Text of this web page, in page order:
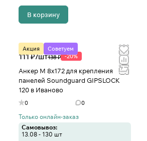
В корзину
Акция Советуем
111 ₽/шт138 ₽ -20%
Анкер M 8x172 для крепления
панелей Soundguard GIPSLOCK
120 в Иваново
0 0
Только онлайн-заказ
Самовывоз:
13.08 - 130 шт